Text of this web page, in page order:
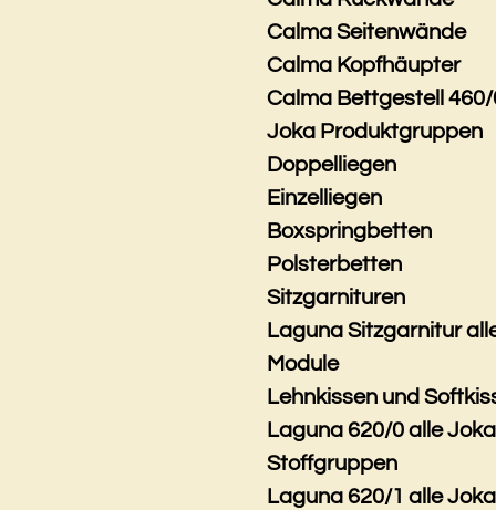
Calma Seitenwände
Calma Kopfhäupter
Calma Bettgestell
Joka Produktgruppen
Doppelliegen
Einzelliegen
Boxspringbetten
Polsterbetten
Sitzgarnituren
Laguna Sitzgarnitur
Module
Lehnkissen und
Laguna 620/0 alle Joka
Stoffgruppen
Laguna 620/1 alle Joka